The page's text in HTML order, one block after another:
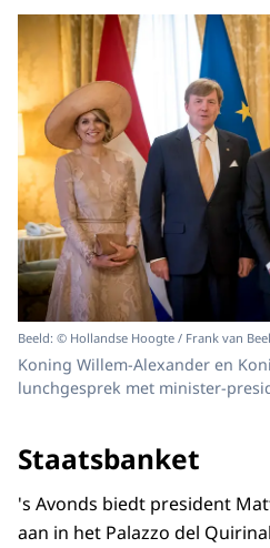
Beeld: © Hollandse Hoogte / Frank van
Koning Willem-Alexander en
lunchgesprek met minister-
Staatsbanket
's Avonds biedt president
aan in het Palazzo del